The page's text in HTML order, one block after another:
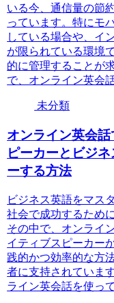
いる今、通信量の節
っています。特にモ
している場合や、イ
が限られている環境
的に管理することが
で、オンライン英会
未分類
オンライン英会
ピーカーとビジ
ーする方法
ビジネス英語をマス
社会で成功するため
その中で、オンライ
イティブスピーカー
践的かつ効率的な方
者に支持されていま
ライン英会話を使っ